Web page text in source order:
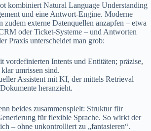
kombiniert Natural Language Understanding
und eine Antwort-Engine. Moderne
zudem externe Datenquellen anzapfen – etwa
oder Ticket-Systeme – und Antworten
Praxis unterscheidet man grob:
vordefinierten Intents und Entitäten; präzise,
umrissen sind.
Assistent mit KI, der mittels Retrieval
heranzieht.
beides zusammenspielt: Struktur für
für flexible Sprache. So wirkt der
– ohne unkontrolliert zu „fantasieren“.